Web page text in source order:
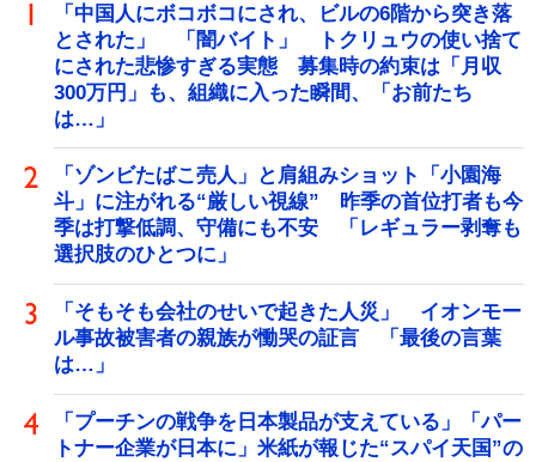
「中国人にボコボコにされ、ビルの6階から突き落
とされた」 「闇バイト」 トクリュウの使い捨て
にされた悲惨すぎる実態 募集時の約束は「月収
300万円」も、組織に入った瞬間、「お前たち
は…」
「ゾンビたばこ売人」と肩組みショット「小園海
斗」に注がれる“厳しい視線” 昨季の首位打者も今
季は打撃低調、守備にも不安 「レギュラー剥奪も
選択肢のひとつに」
「そもそも会社のせいで起きた人災」 イオンモー
ル事故被害者の親族が慟哭の証言 「最後の言葉
は…」
「プーチンの戦争を日本製品が支えている」「パー
トナー企業が日本に」米紙が報じた“スパイ天国”の